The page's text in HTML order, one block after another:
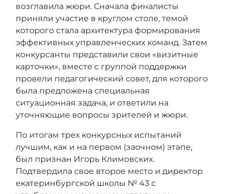
возглавила жюри. Сначала финалисты
приняли участие в круглом столе, темой
которого стала архитектура формирования
эффективных управленческих команд. Затем
конкурсанты представили свои «визитные
карточки», вместе с группой поддержки
провели педагогический совет, для которого
была предложена специальная
ситуационная задача, и ответили на
уточняющие вопросы зрителей и жюри.
По итогам трех конкурсных испытаний
лучшим, как и на первом (заочном) этапе,
был признан Игорь Климовских.
Подтвердила свое второе место и директор
екатеринбургской школы № 43 с